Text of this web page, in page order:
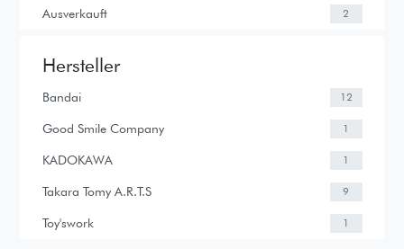
Ausverkauft 2
Hersteller
Bandai 12
Good Smile Company 1
KADOKAWA 1
Takara Tomy A.R.T.S 9
Toy'swork 1